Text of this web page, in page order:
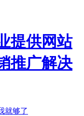
就够了